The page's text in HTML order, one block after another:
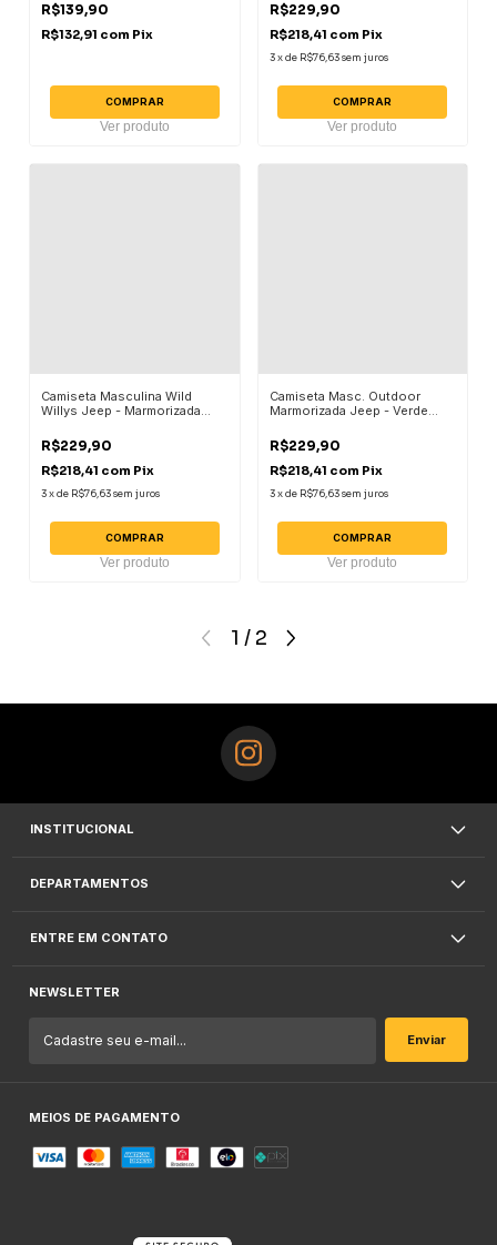
R$139,90
R$132,91 com Pix
COMPRAR
Ver produto
R$229,90
R$218,41 com Pix
3 xde R$76,63 sem juros
COMPRAR
Ver produto
Camiseta Masculina Wild
Willys Jeep - Marmorizada
R$229,90
R$218,41 com Pix
3xde R$76,63sem juros
COMPRAR
Ver produto
Camiseta Masc. Outdoor
Marmorizada Jeep - Verde
R$229,90
R$218,41 com Pix
3 xde R$76,63 sem juros
COMPRAR
Ver produto
1 / 2
INSTITUCIONAL
DEPARTAMENTOS
ENTRE EM CONTATO
NEWSLETTER
MEIOS DE PAGAMENTO